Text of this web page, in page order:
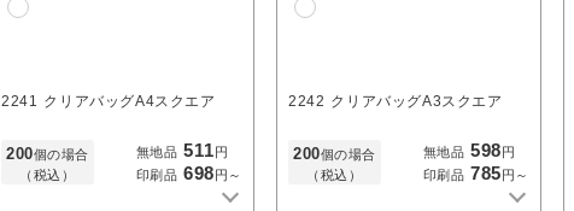
2241 クリアバッグA4スクエア
200個の場合
（税込）
無地品 511 円
印刷品 698 円～
2242 クリアバッグA3スクエア
200個の場合
（税込）
無地品 598 円
印刷品 785 円～